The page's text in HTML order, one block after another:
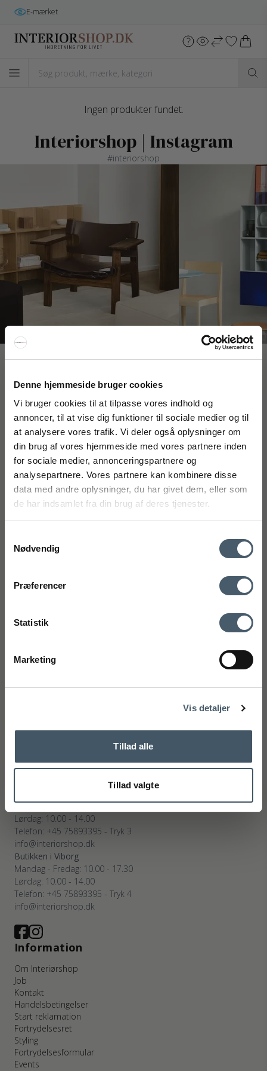
Denne hjemmeside bruger cookies
Vi bruger cookies til at tilpasse vores indhold og
annoncer, til at vise dig funktioner til sociale medier og til
at analysere vores trafik. Vi deler også oplysninger om
din brug af vores hjemmeside med vores partnere inden
for sociale medier, annonceringspartnere og
analysepartnere. Vores partnere kan kombinere disse
data med andre oplysninger, du har givet dem, eller som
de har indsamlet fra din brug af deres tjenester.
Nødvendig
Præferencer
Statistik
Marketing
Vis detaljer
Tillad alle
Tillad valgte
E-mærket
Ingen produkter fundet.
Interiorshop | Instagram
#interiorshop
Løsning
Højmarksvej 34
DK-8723 Løsning
(Google Maps)
Ry
Kyhnsvej 6
DK-8680 Ry
(Google Maps)
Viborg
St. Sct. Peder Stræde 16
(Google Maps)
75 89 33 95
Webshop kundeservice
Butikken i Løsning
Mandag - Fredag: 10.00 - 17.30
Telefon: +45 75893395 - Tryk 2
Mandag - Fredag: 10.00 - 17.30
Lørdag: 10.00 - 14.00
Telefon: +45 75893395 - Tryk 3
info@interiorshop.dk
Butikken i Viborg
Mandag - Fredag: 10.00 - 17.30
Lørdag: 10.00 - 14.00
Telefon: +45 75893395 - Tryk 4
info@interiorshop.dk
Information
Om Interiørshop
Job
Kontakt
Handelsbetingelser
Start reklamation
Fortrydelsesret
Styling
Fortrydelsesformular
Events
FÅ 20% RABAT
*Din rabat kan ikke bruges på i forvejen nedsatte varer eller på
produkter fra Rocket .
markedsføring med gode tilbud og inspiration. Du kan altid trække dit
samtykke tilbage. Med dit samtykke accepterer du desuden vores